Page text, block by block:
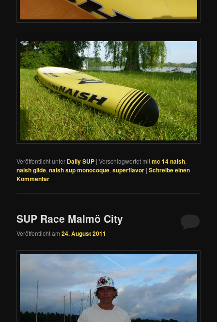
Veröffentlicht unter Daily SUP |Verschlagwortet mitmc 14 naish,
naish glide,naish sup monocoque,superflavor |Schreibe einen
Kommentar
SUP Race Malmö City
Veröffentlicht am24. August 2011